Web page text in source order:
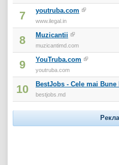
7 youtruba.com
www.ilegal.in
8 Muzicantii
muzicantimd.com
9 YouTruba.com
youtruba.com
10 BestJobs - Cele mai
bestjobs.md